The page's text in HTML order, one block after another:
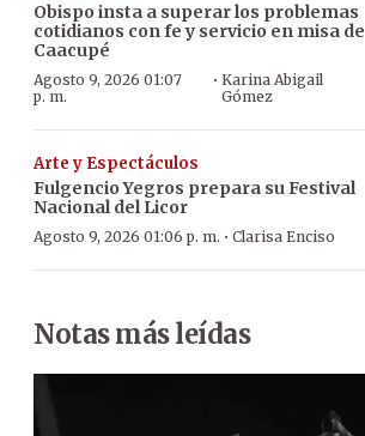
Obispo insta a superar los problemas
cotidianos con fe y servicio en misa de
Caacupé
Agosto 9, 2026 01:07
p. m.
·Karina Abigail
Gómez
Arte y Espectáculos
Fulgencio Yegros prepara su Festival
Nacional del Licor
Agosto 9, 2026 01:06 p. m. · Clarisa Enciso
Notas más leídas